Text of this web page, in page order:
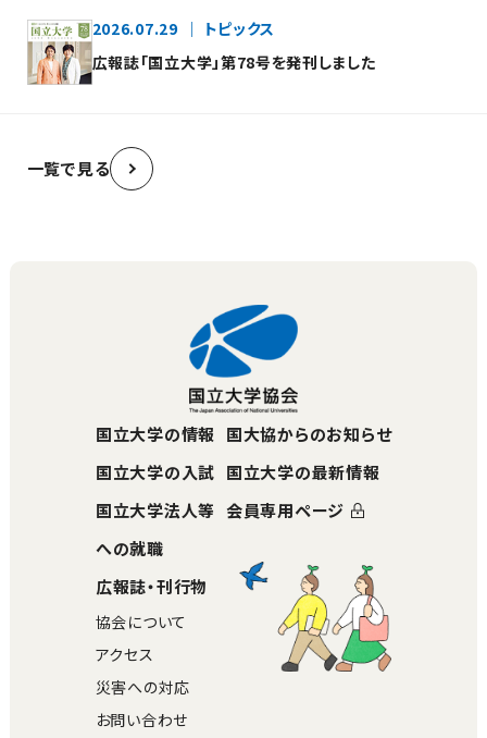
2026.07.29
トピックス
広報誌「国立大学」第78号を発刊しました
一覧で見る
国立大学の情報
国立大学の入試
国立大学法人等
への就職
広報誌・刊行物
国大協からのお知らせ
国立大学の最新情報
会員専用ページ
協会について
アクセス
災害への対応
お問い合わせ